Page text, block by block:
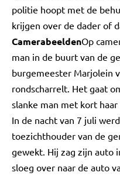
politie hoopt met de
krijgen over de dader of
CamerabeeldenOp
man in de buurt van de
burgemeester Marjolein
rondscharrelt. Het gaat
slanke man met kort
In de nacht van 7 juli werd
toezichthouder van de
gewekt. Hij zag zijn auto
sloeg over naar de auto